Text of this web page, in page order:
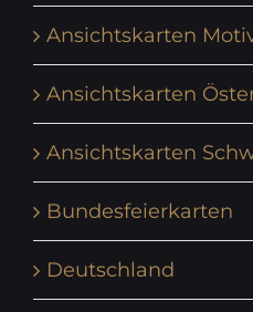
Ansichtskarten
Ansichtskarten
Ansichtskarten
Bundesfeierkarten
Deutschland